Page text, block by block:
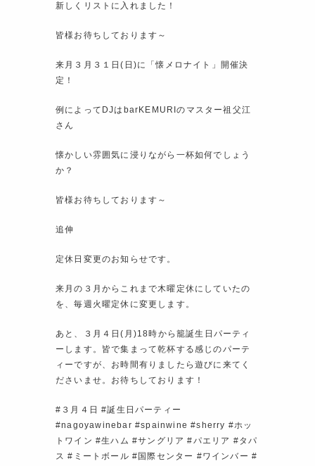
新しくリストに入れました！
皆様お待ちしております～
来月３月３１日(日)に「懐メロナイト」開催決
定！
例によってDJはbarKEMURIのマスター祖父江
さん
懐かしい雰囲気に浸りながら一杯如何でしょう
か？
皆様お待ちしております～
追伸
定休日変更のお知らせです。
来月の３月からこれまで木曜定休にしていたの
を、毎週火曜定休に変更します。
あと、３月４日(月)18時から籠誕生日パーティ
ーします。皆で集まって乾杯する感じのパーテ
ィーですが、お時間有りましたら遊びに来てく
ださいませ。お待ちしております！
#３月４日 #誕生日パーティー
#nagoyawinebar #spainwine #sherry #ホッ
トワイン #生ハム #サングリア #パエリア #タパ
ス #ミートボール #国際センター #ワインバー #